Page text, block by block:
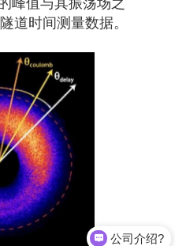
道时间测量数据。
公司介绍?